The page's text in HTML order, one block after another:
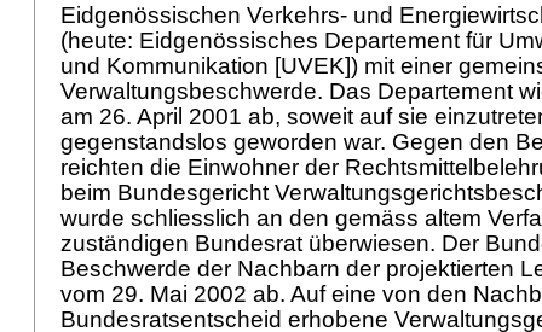
Eidgenössischen Verkehrs- und
(heute: Eidgenössisches Departement für
und Kommunikation [UVEK]) mit einer
Verwaltungsbeschwerde. Das Departement
am 26. April 2001 ab, soweit auf sie
gegenstandslos geworden war. Gegen den
reichten die Einwohner der
beim Bundesgericht
wurde schliesslich an den gemäss altem
zuständigen Bundesrat überwiesen. Der
Beschwerde der Nachbarn der projektierten
vom 29. Mai 2002 ab. Auf eine von den
Bundesratsentscheid erhobene